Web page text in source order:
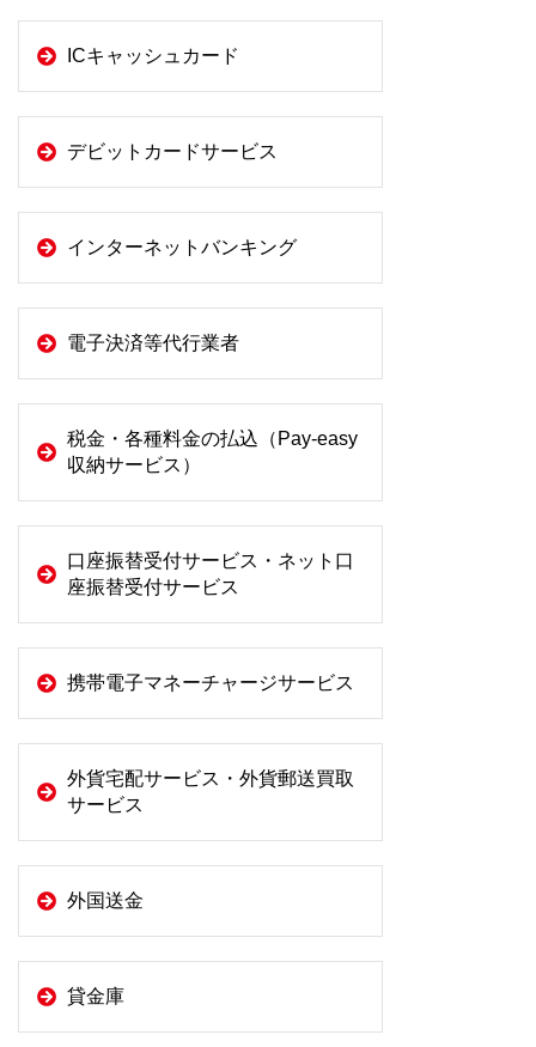
ICキャッシュカード
デビットカードサービス
インターネットバンキング
電子決済等代行業者
税金・各種料金の払込（Pay-easy
収納サービス）
口座振替受付サービス・ネット口
座振替受付サービス
携帯電子マネーチャージサービス
外貨宅配サービス・外貨郵送買取
サービス
外国送金
貸金庫